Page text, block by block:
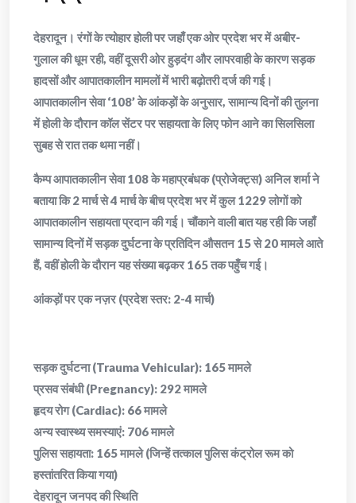
देहरादून। रंगों के त्योहार होली पर जहाँ एक ओर प्रदेश भर में अबीर-
गुलाल की धूम रही, वहीं दूसरी ओर हुड़दंग और लापरवाही के कारण सड़क
हादसों और आपातकालीन मामलों में भारी बढ़ोतरी दर्ज की गई।
आपातकालीन सेवा ‘108’ के आंकड़ों के अनुसार, सामान्य दिनों की तुलना
में होली के दौरान कॉल सेंटर पर सहायता के लिए फोन आने का सिलसिला
सुबह से रात तक थमा नहीं।
​कैम्प आपातकालीन सेवा 108 के महाप्रबंधक (प्रोजेक्ट्स) अनिल शर्मा ने
बताया कि 2 मार्च से 4 मार्च के बीच प्रदेश भर में कुल 1229 लोगों को
आपातकालीन सहायता प्रदान की गई। चौंकाने वाली बात यह रही कि जहाँ
सामान्य दिनों में सड़क दुर्घटना के प्रतिदिन औसतन 15 से 20 मामले आते
हैं, वहीं होली के दौरान यह संख्या बढ़कर 165 तक पहुँच गई।
​आंकड़ों पर एक नज़र (प्रदेश स्तर: 2-4 मार्च)
​सड़क दुर्घटना (Trauma Vehicular): 165 मामले
​प्रसव संबंधी (Pregnancy): 292 मामले
​हृदय रोग (Cardiac): 66 मामले
​अन्य स्वास्थ्य समस्याएं: 706 मामले
​पुलिस सहायता: 165 मामले (जिन्हें तत्काल पुलिस कंट्रोल रूम को
हस्तांतरित किया गया)
​देहरादून जनपद की स्थिति